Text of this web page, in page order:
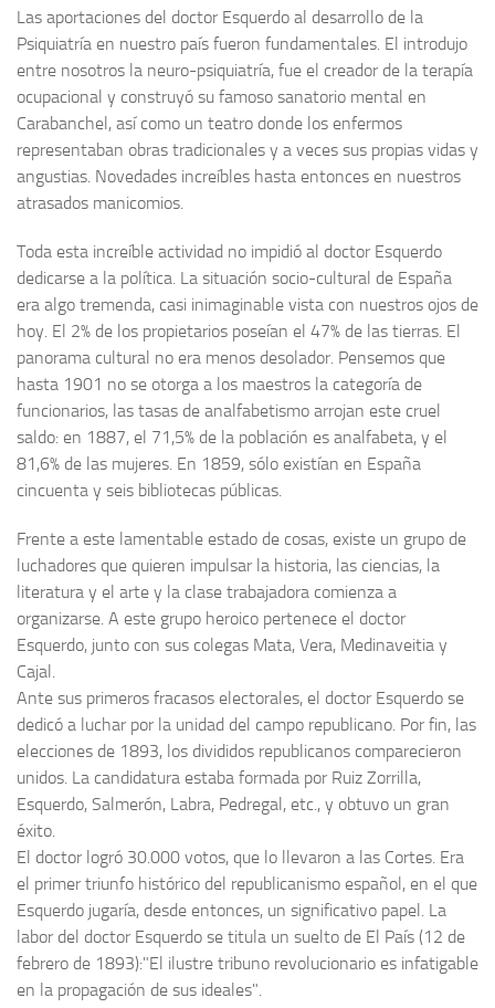
Fondo Mario J. Bonilla
Biblioteca-Novedades
Publicaciones destacadas de nuestra hemeroteca
Noticias
Tienda
Las aportaciones del doctor Esquerdo al desarrollo de la
Psiquiatría en nuestro país fueron fundamentales. El introdujo
entre nosotros la neuro-psiquiatría, fue el creador de la terapía
ocupacional y construyó su famoso sanatorio mental en
Carabanchel, así como un teatro donde los enfermos
representaban obras tradicionales y a veces sus propias vidas y
angustias. Novedades increíbles hasta entonces en nuestros
atrasados manicomios.
Toda esta increíble actividad no impidió al doctor Esquerdo
dedicarse a la política. La situación socio-cultural de España
era algo tremenda, casi inimaginable vista con nuestros ojos de
hoy. El 2% de los propietarios poseían el 47% de las tierras. El
panorama cultural no era menos desolador. Pensemos que
hasta 1901 no se otorga a los maestros la categoría de
funcionarios, las tasas de analfabetismo arrojan este cruel
saldo: en 1887, el 71,5% de la población es analfabeta, y el
81,6% de las mujeres. En 1859, sólo existían en España
cincuenta y seis bibliotecas públicas.
Frente a este lamentable estado de cosas, existe un grupo de
luchadores que quieren impulsar la historia, las ciencias, la
literatura y el arte y la clase trabajadora comienza a
organizarse. A este grupo heroico pertenece el doctor
Esquerdo, junto con sus colegas Mata, Vera, Medinaveitia y
Cajal.
Ante sus primeros fracasos electorales, el doctor Esquerdo se
dedicó a luchar por la unidad del campo republicano. Por fin, las
elecciones de 1893, los divididos republicanos comparecieron
unidos. La candidatura estaba formada por Ruiz Zorrilla,
Esquerdo, Salmerón, Labra, Pedregal, etc., y obtuvo un gran
éxito.
El doctor logró 30.000 votos, que lo llevaron a las Cortes. Era
el primer triunfo histórico del republicanismo español, en el que
Esquerdo jugaría, desde entonces, un significativo papel. La
labor del doctor Esquerdo se titula un suelto de El País (12 de
febrero de 1893):"El ilustre tribuno revolucionario es infatigable
en la propagación de sus ideales".